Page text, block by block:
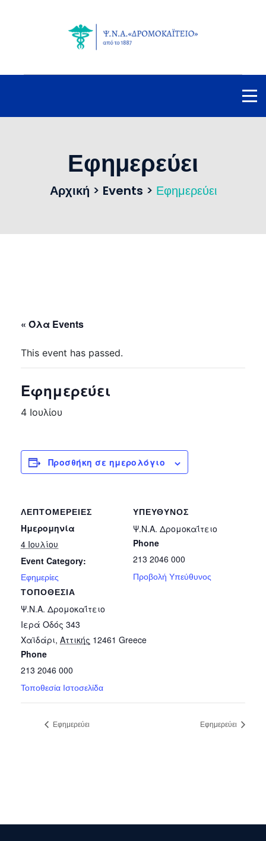
Εφημερεύει
Αρχική > Events > Εφημερεύει
« Όλα Events
This event has passed.
Εφημερεύει
4 Ιουλίου
Προσθήκη σε ημερολόγιο
ΛΕΠΤΟΜΈΡΕΙΕΣ
Ημερομηνία
4 Ιουλίου
Event Category:
Εφημερίες
ΤΟΠΟΘΕΣΊΑ
Ψ.Ν.Α. Δρομοκαΐτειο
Ιερά Οδός 343
Χαϊδάρι, Αττικής 12461 Greece
Phone
213 2046 000
Τοποθεσία Ιστοσελίδα
ΥΠΕΎΘΥΝΟΣ
Ψ.Ν.Α. Δρομοκαΐτειο
Phone
213 2046 000
Προβολή Υπεύθυνος
Εφημερεύει Εφημερεύει